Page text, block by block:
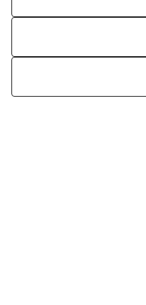
DEVOLUCIONES
TRABAJA CON